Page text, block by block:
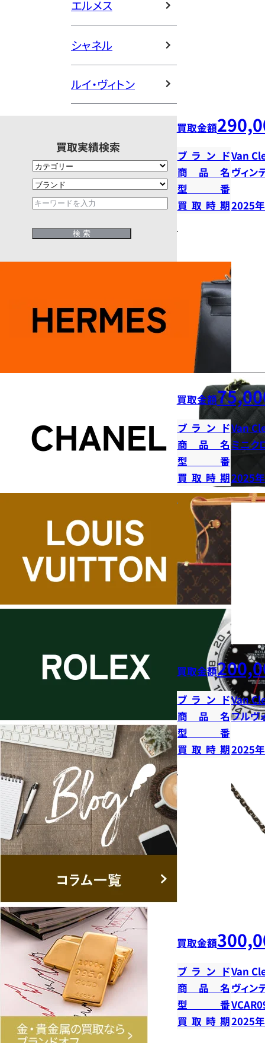
エルメス
シャネル
ルイ・ヴィトン
買取実績検索
買取金額
ブランドVan
商品名 ヴィン
型番
買取時期2025
買取金額
ブランドVan
商品名ミニク
型番
買取時期2025
買取金額
ブランドVan
商品名フルヴ
型番
買取時期2025
買取金額
ブランドVan
商品名 ヴィン
型番
買取時期2025